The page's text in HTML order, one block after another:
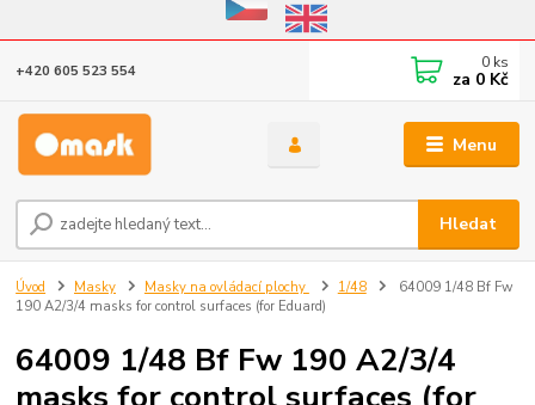
Eshop v provozu do 31.10.2026
Menu
Hledat
+420 605 523 554 0 ks
za 0 Kč
Úvod Masky Masky na ovládací plochy 1/48
64009 1/48 Bf Fw
190 A2/3/4 masks for control surfaces (for Eduard)
64009 1/48 Bf Fw 190 A2/3/4
masks for control surfaces (for